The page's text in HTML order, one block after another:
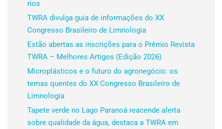
rios
TWRA divulga guia de informações do XX
Congresso Brasileiro de Limnologia
Estão abertas as inscrições para o Prêmio Revista
TWRA – Melhores Artigos (Edição 2026)
Microplásticos e o futuro do agronegócio: os
temas quentes do XX Congresso Brasileiro de
Limnologia
Tapete verde no Lago Paranoá reacende alerta
sobre qualidade da água, destaca a TWRA em